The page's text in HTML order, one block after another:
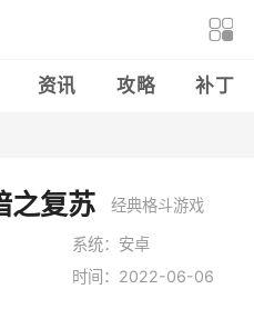
资讯 攻略 补丁
之复苏 经典格斗游戏
系统：安卓
时间：2022-06-06